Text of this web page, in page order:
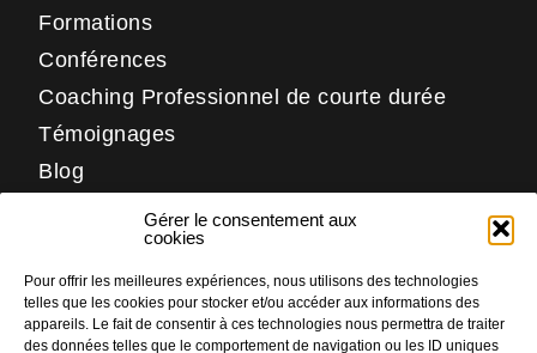
Gérer le consentement aux
cookies
Pour offrir les meilleures expériences, nous utilisons des technologies
telles que les cookies pour stocker et/ou accéder aux informations des
appareils. Le fait de consentir à ces technologies nous permettra de traiter
des données telles que le comportement de navigation ou les ID uniques
Formations
Conférences
Coaching Professionnel de courte durée
Témoignages
Blog
LinkedIn
Facebook